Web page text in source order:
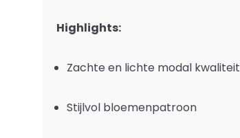
Highlights:
Zachte en lichte modal kwaliteit
Stijlvol bloemenpatroon